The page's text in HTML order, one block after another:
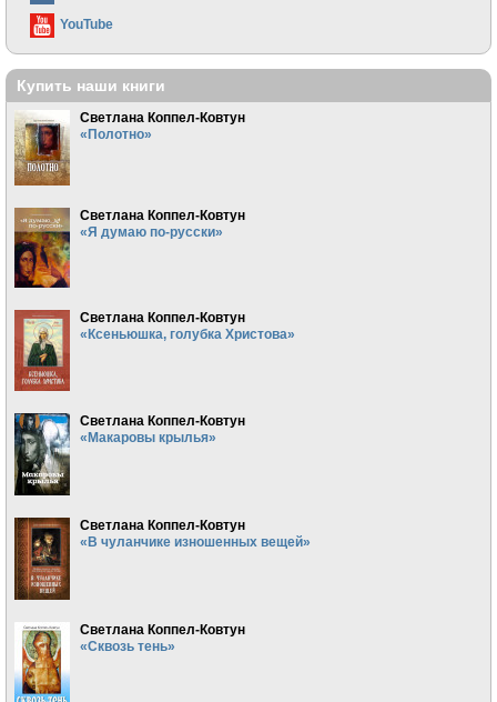
YouTube
Купить наши книги
Светлана Коппел-Ковтун
«Полотно»
Светлана Коппел-Ковтун
«Я думаю по-русски»
Светлана Коппел-Ковтун
«Ксеньюшка, голубка Христова»
Светлана Коппел-Ковтун
«Макаровы крылья»
Светлана Коппел-Ковтун
«В чуланчике изношенных вещей»
Светлана Коппел-Ковтун
«Сквозь тень»